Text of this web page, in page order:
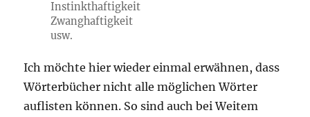
Instinkthaftigkeit
Zwanghaftigkeit
usw.
Ich möchte hier wieder einmal erwähnen, dass
Wörterbücher nicht alle möglichen Wörter
auflisten können. So sind auch bei Weitem